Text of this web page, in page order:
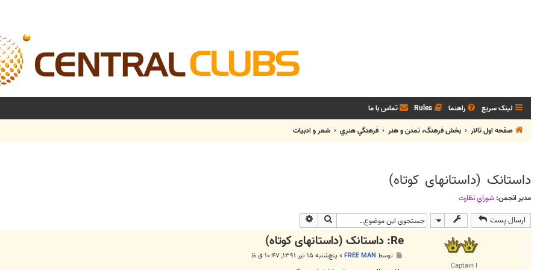
لینک سریع راهنما Rules تماس با ما
صفحه اول تالار
بخش فرهنگ، تمدن و هنر فرهنگي هنري شعر و ادبيات
داستانک (داستانهای کوتاه)
مدیر انجمن: شوراي نظارت
ارسال پست جستجو
Captain I
Re: داستانک (داستانهای کوتاه)
توسط FREE MAN
» پنج‌شنبه ۱۵ تیر ۱۳۹۱, ۱۰:۴۷ ق.ظ